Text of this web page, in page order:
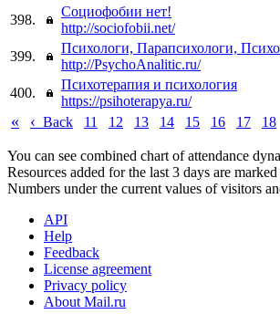
398.
Социофобии нет!
http://sociofobii.net/
399.
Психологи, Парапсихологи,
http://PsychoAnalitic.ru/
400.
Психотерапия и психология
https://psihoterapya.ru/
« ‹ Back 11 12 13 14 15 16 17 18
You can see combined chart of attendance
Resources added for the last 3 days are
Numbers under the current values of visitors
API
Help
Feedback
License agreement
Privacy policy
About Mail.ru